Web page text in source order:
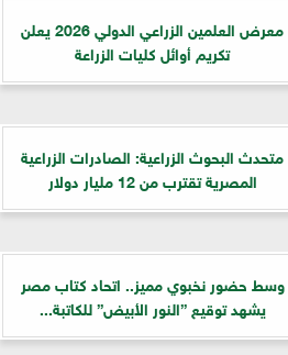
معرض العلمين الزراعي الدولي 2026 يعلن
تكريم أوائل كليات الزراعة
متحدث البحوث الزراعية: الصادرات الزراعية
المصرية تقترب من 12 مليار دولار
وسط حضور نخبوي مميز.. اتحاد كتاب مصر
يشهد توقيع ”النور الأبيض” للكاتبة...